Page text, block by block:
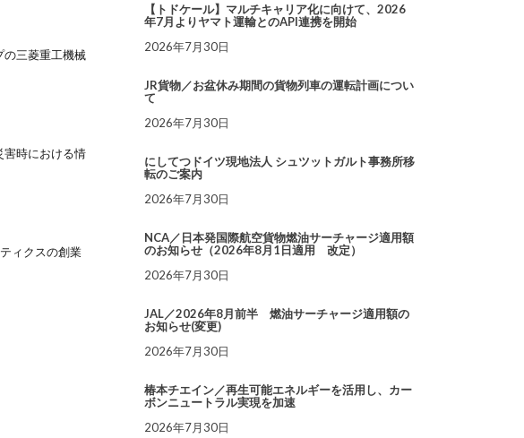
の三菱重工機械
害時における情
ィクスの創業
【トドケール】マルチキャリア化に向けて、2026
年7月よりヤマト運輸とのAPI連携を開始
2026年7月30日
JR貨物／お盆休み期間の貨物列車の運転計画につい
て
2026年7月30日
にしてつドイツ現地法人 シュツットガルト事務所移
転のご案内
2026年7月30日
NCA／日本発国際航空貨物燃油サーチャージ適用額
のお知らせ（2026年8月1日適用 改定）
2026年7月30日
JAL／2026年8月前半 燃油サーチャージ適用額の
お知らせ(変更)
2026年7月30日
椿本チエイン／再生可能エネルギーを活用し、カー
ボンニュートラル実現を加速
2026年7月30日